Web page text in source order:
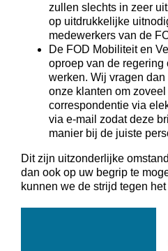
zullen slechts in zeer
op uitdrukkelijke
medewerkers van de
De FOD Mobiliteit en
oproep van de regering
werken. Wij vragen
onze klanten om
correspondentie via
via e-mail zodat deze
manier bij de juiste
Dit zijn uitzonderlijke
dan ook op uw begrip te
kunnen we de strijd tegen